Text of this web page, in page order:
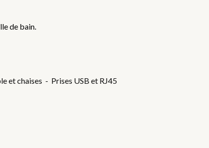
de bain.
et chaises - Prises USB et RJ45